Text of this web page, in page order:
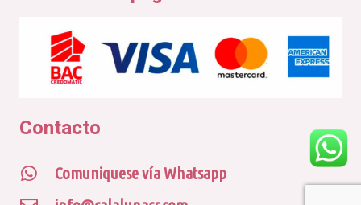
Contacto
Comuniquese vía Whatsapp